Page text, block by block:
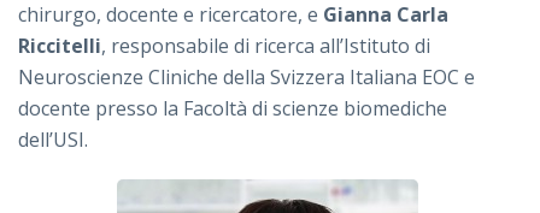
chirurgo, docente e ricercatore, e Gianna Carla
Riccitelli, responsabile di ricerca all’Istituto di
Neuroscienze Cliniche della Svizzera Italiana EOC e
docente presso la Facoltà di scienze biomediche
dell’USI.